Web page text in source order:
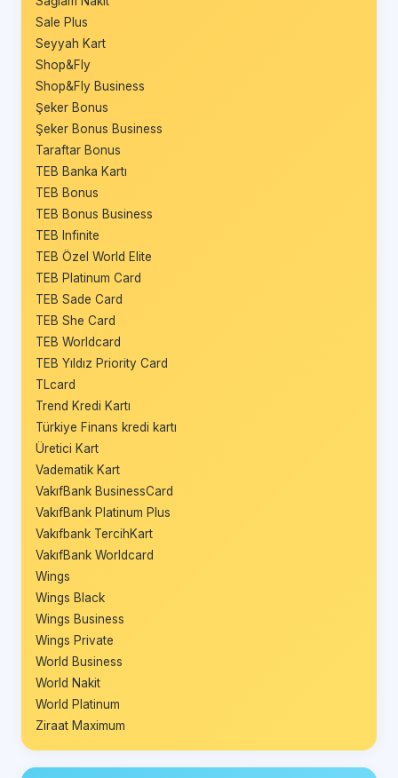
Sale Plus
Seyyah Kart
Shop&Fly
Shop&Fly Business
Şeker Bonus
Şeker Bonus Business
Taraftar Bonus
TEB Banka Kartı
TEB Bonus
TEB Bonus Business
TEB Infinite
TEB Özel World Elite
TEB Platinum Card
TEB Sade Card
TEB She Card
TEB Worldcard
TEB Yıldız Priority Card
TLcard
Trend Kredi Kartı
Türkiye Finans kredi kartı
Üretici Kart
Vadematik Kart
VakıfBank BusinessCard
VakıfBank Platinum Plus
Vakıfbank TercihKart
VakıfBank Worldcard
Wings
Wings Black
Wings Business
Wings Private
World Business
World Nakit
World Platinum
Ziraat Maximum